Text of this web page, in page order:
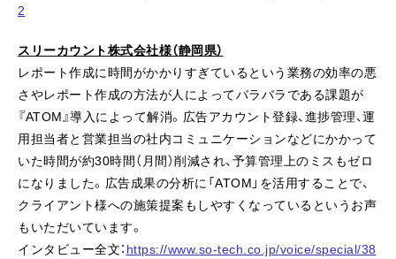
2
スリーカウント株式会社様（静岡県）
レポート作成に時間がかかりすぎているという業務の効率の悪
さやレポート作成の方法が人によってバラバラである課題が
『ATOM』導入によって解消。広告アカウント登録、進捗管理、運
用担当者と営業担当の社内コミュニケーションなどにかかって
いた時間が約30時間（月間）削減され、予算管理上のミスもゼロ
になりました。広告成果の分析に「ATOM」を活用することで、
クライアント様への施策提案もしやすくなっているというお声
もいただいています。
インタビュー全文： https://www.so-tech.co.jp/voice/special/38